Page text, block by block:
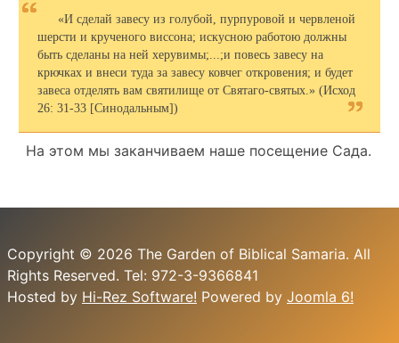
«И сделай завесу из голубой, пурпуровой и червленой
шерсти и крученого виссона; искусною работою должны
быть сделаны на ней херувимы;...;и повесь завесу на
крючках и внеси туда за завесу ковчег откровения; и будет
завеса отделять вам святилище от Святаго-святых.» (Исход
26: 31-33 [Синодальным])
На этом мы заканчиваем наше посещение Сада.
Copyright © 2026 The Garden of Biblical Samaria. All
Rights Reserved. Tel: 972-3-9366841
Hosted by Hi-Rez Software! Powered by Joomla 6!